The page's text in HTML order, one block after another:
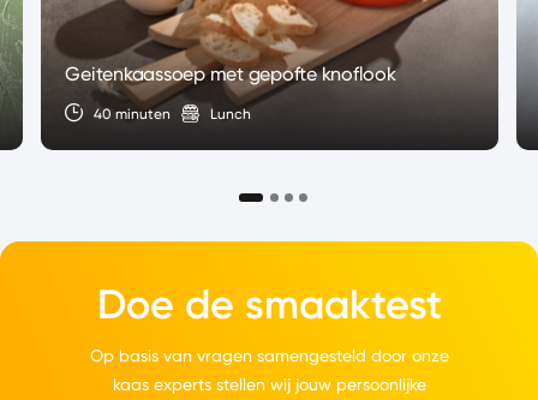
Geitenkaassoep met gepofte knoflook
40 minuten Lunch
Doe de smaaktest
Op basis van vragen samengesteld door onze
kaas experts stellen wij jouw persoonlijke